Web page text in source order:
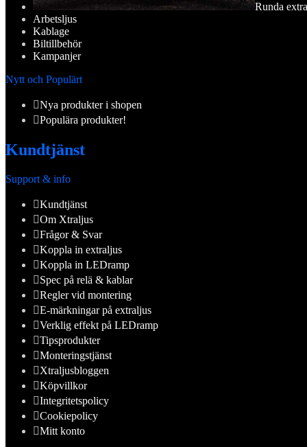
Runda
Arbetsljus
Kablage
Biltillbehör
Kampanjer
Nytt och Populärt
Nya produkter i shopen
Populära produkter!
Kundtjänst
Support & info
Kundtjänst
Om Xtraljus
Frågor & Svar
Koppla in extraljus
Koppla in LEDramp
Spec på relä & kablar
Regler vid montering
E-märkningar på extraljus
Verklig effekt på LEDramp
Tipsprodukter
Monteringstjänst
Xtraljusbloggen
Köpvillkor
Integritetspolicy
Cookiepolicy
Mitt konto